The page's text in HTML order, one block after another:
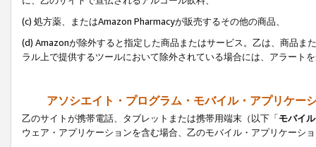
(c) 処方薬、またはAmazon Pharmacyが販売するその他の商品、
(d) Amazonが除外すると指定した商品またはサービス。乙は、商品ま
ラル上で提供するツールにおいて除外されている場合には、アラート
アソシエイト・プログラム・モバイル・アプリケー
乙のサイトが携帯電話、タブレットまたは携帯用端末（以下「モバイ
ウェア・アプリケーションを含む場合、乙のモバイル・アプリケーシ